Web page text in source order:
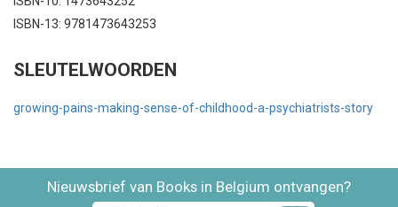
ISBN-13: 9781473643253
SLEUTELWOORDEN
growing-pains-making-sense-of-childhood-a-psychiatrists-story
Nieuwsbrief van Books in Belgium ontvangen?